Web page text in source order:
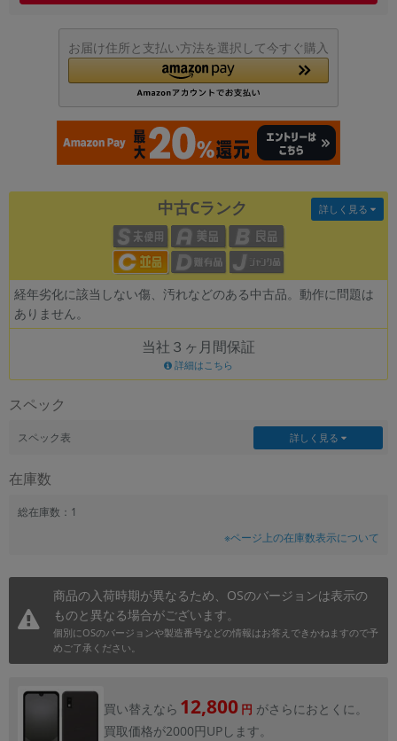
お届け住所と支払い方法を選択して今すぐ購入
中古Cランク
経年劣化に該当しない傷、汚れなどのある中古品。動作に問題は
ありません。
詳しく見る
当社３ヶ月間保証
詳細はこちら
スペック
スペック表 詳しく見る
在庫数
総在庫数：1
※ページ上の在庫数表示について
商品の入荷時期が異なるため、OSのバージョンは表示の
ものと異なる場合がございます。
個別にOSのバージョンや製造番号などの情報はお答えできかねますので予
めご了承ください。
買い替えなら 12,800 円 がさらにおとくに。
買取価格が2000円UPします。
年 月 まで
各項目のチェックボックスは「or検索」となります。
ただし機能別のみ「and検索」となります。